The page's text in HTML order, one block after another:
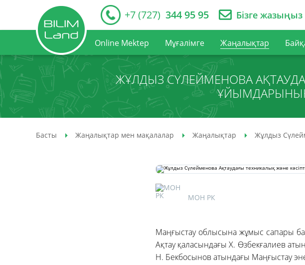
+7 (727) 344 95 95 Бізге жазыңыз
Online Mektep Мұғалімге Жаңалықтар
ЖҰЛДЫЗ СҮЛЕЙМЕНОВА
Басты Жаңалықтар мен мақалалар Жаңалықтар Жұлдыз
МОН РК
Маңғыстау облысына жұмыс сапары
Ақтау қаласындағы Х. Өзбекғалиев
Н. Бекбосынов атындағы Маңғыстау